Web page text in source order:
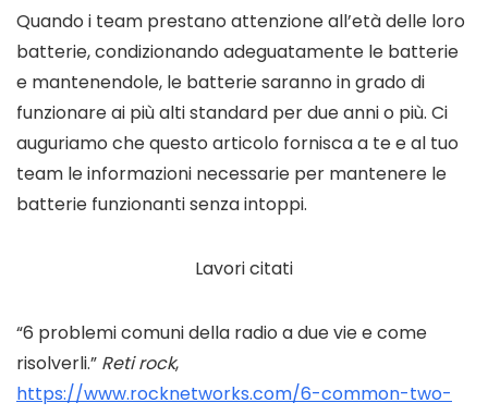
Quando i team prestano attenzione all’età delle loro
batterie, condizionando adeguatamente le batterie
e mantenendole, le batterie saranno in grado di
funzionare ai più alti standard per due anni o più. Ci
auguriamo che questo articolo fornisca a te e al tuo
team le informazioni necessarie per mantenere le
batterie funzionanti senza intoppi.
Lavori citati
“6 problemi comuni della radio a due vie e come
risolverli.” Reti rock,
https://www.rocknetworks.com/6-common-two-